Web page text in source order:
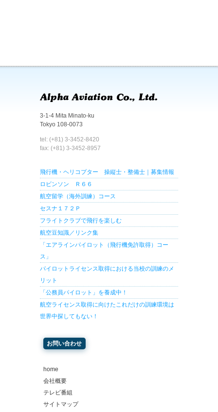
3-1-4 Mita Minato-ku
Tokyo 108-0073
tel: (+81) 3-3452-8420
fax: (+81) 3-3452-8957
飛行機・ヘリコプター 操縦士・整備士｜募集情報
ロビンソン Ｒ６６
航空留学（海外訓練）コース
セスナ１７２Ｐ
フライトクラブで飛行を楽しむ
航空豆知識／リンク集
「エアラインパイロット（飛行機免許取得）コー
ス」
パイロットライセンス取得における当校の訓練のメ
リット
「公務員パイロット」を養成中！
航空ライセンス取得に向けたこれだけの訓練環境は
世界中探してもない！
お問い合わせ
home
会社概要
テレビ番組
サイトマップ